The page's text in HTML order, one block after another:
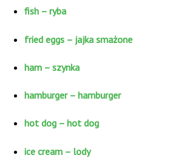
fish – ryba
fried eggs – jajka smażone
ham – szynka
hamburger – hamburger
hot dog – hot dog
ice cream – lody